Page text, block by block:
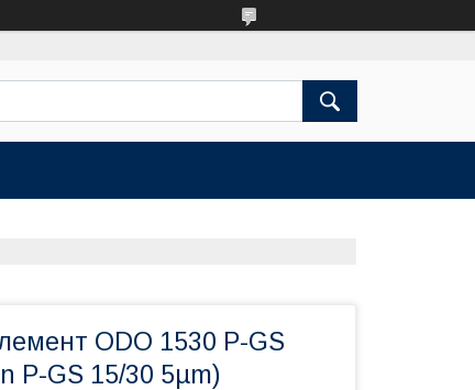
ODO 1530 P-GS
P-GS 15/30 5µm)